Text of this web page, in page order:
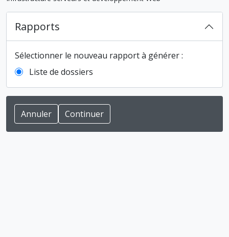
Rapports
Sélectionner le nouveau rapport à générer :
Liste de dossiers
Annuler